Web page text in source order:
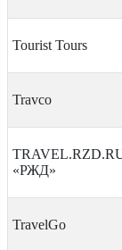
Tourist Tours
Travco
«РЖД»
TravelGo